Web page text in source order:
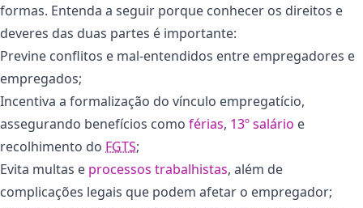
formas. Entenda a seguir porque conhecer os direitos e
deveres das duas partes é importante:
Previne conflitos e mal-entendidos entre empregadores e
empregados;
Incentiva a formalização do vínculo empregatício,
assegurando benefícios como férias, 13º salário e
recolhimento do FGTS;
Evita multas e processos trabalhistas, além de
complicações legais que podem afetar o empregador;